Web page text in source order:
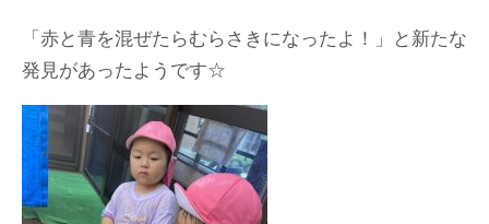
「赤と青を混ぜたらむらさきになったよ！」と新たな
発見があったようです☆